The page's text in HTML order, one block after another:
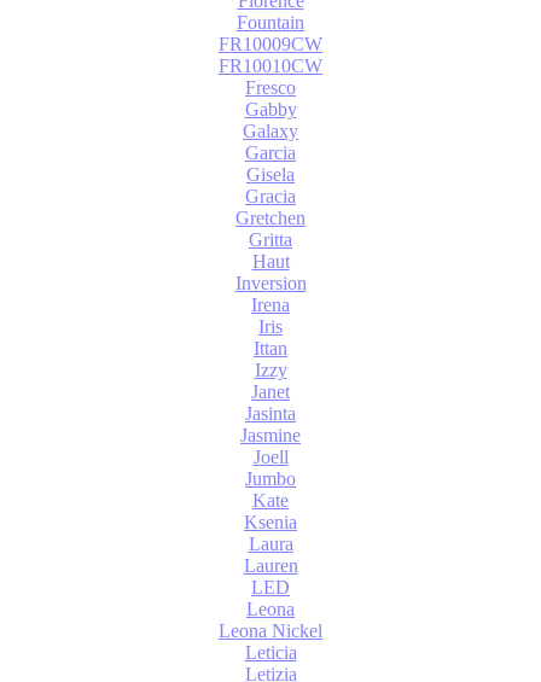
Fountain
FR10009CW
FR10010CW
Fresco
Gabby
Galaxy
Garcia
Gisela
Gracia
Gretchen
Gritta
Haut
Inversion
Irena
Iris
Ittan
Izzy
Janet
Jasinta
Jasmine
Joell
Jumbo
Kate
Ksenia
Laura
Lauren
LED
Leona
Leona Nickel
Leticia
Letizia